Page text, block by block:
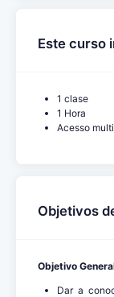
Este curso
1 clase
1 Hora
Acesso
Objetivos
Objetivo
Dar a